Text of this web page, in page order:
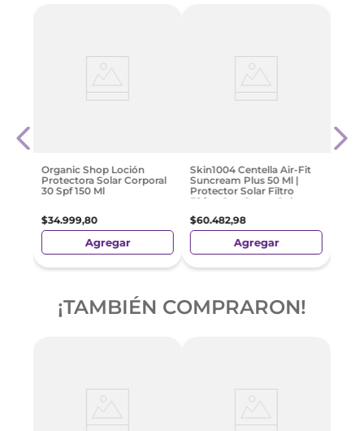
Organic Shop Loción
Protectora Solar Corporal
30 Spf 150 Ml
$34.999,80
Agregar
Skin1004 Centella Air-Fit
Suncream Plus 50 Ml |
Protector Solar Filtro
Físico Con Suave Color
$60.482,98
Agregar
¡TAMBIÉN COMPRARON!